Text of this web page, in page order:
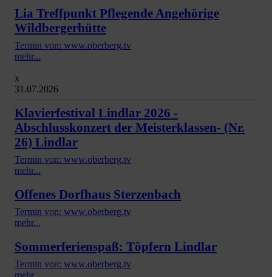
Lia Treffpunkt Pflegende Angehörige
Wildbergerhütte
Termin von: www.oberberg.tv
mehr...
x
31.07.2026
Klavierfestival Lindlar 2026 -
Abschlusskonzert der Meisterklassen- (Nr.
26) Lindlar
Termin von: www.oberberg.tv
mehr...
Offenes Dorfhaus Sterzenbach
Termin von: www.oberberg.tv
mehr...
Sommerferienspaß: Töpfern Lindlar
Termin von: www.oberberg.tv
mehr...